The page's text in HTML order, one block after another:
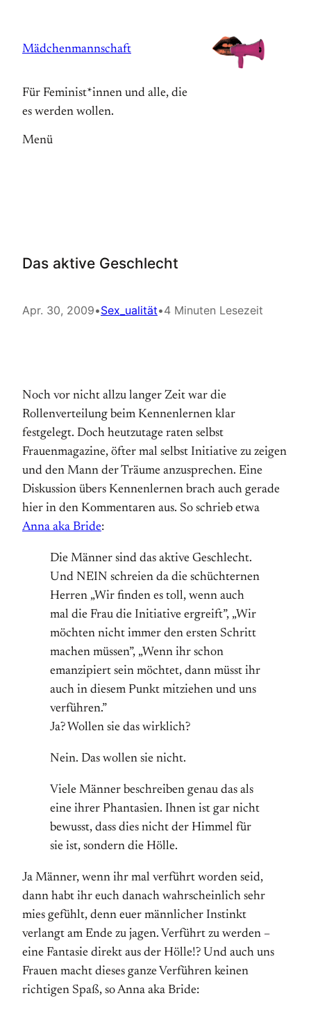
springen
Mädchenmannschaft
Für Feminist*innen und alle, die
es werden wollen.
Menü
Das aktive Geschlecht
Apr. 30, 2009•Sex_ualität•4 Minuten Lesezeit
Noch vor nicht allzu langer Zeit war die
Rollenverteilung beim Kennenlernen klar
festgelegt. Doch heutzutage raten selbst
Frauenmagazine, öfter mal selbst Initiative zu zeigen
und den Mann der Träume anzusprechen. Eine
Diskussion übers Kennenlernen brach auch gerade
hier in den Kommentaren aus. So schrieb etwa
Anna aka Bride:
Die Männer sind das aktive Geschlecht.
Und NEIN schreien da die schüchternen
Herren „Wir finden es toll, wenn auch
mal die Frau die Initiative ergreift”, „Wir
möchten nicht immer den ersten Schritt
machen müssen”, „Wenn ihr schon
emanzipiert sein möchtet, dann müsst ihr
auch in diesem Punkt mitziehen und uns
verführen.”
Ja? Wollen sie das wirklich?
Nein. Das wollen sie nicht.
Viele Männer beschreiben genau das als
eine ihrer Phantasien. Ihnen ist gar nicht
bewusst, dass dies nicht der Himmel für
sie ist, sondern die Hölle.
Ja Männer, wenn ihr mal verführt worden seid,
dann habt ihr euch danach wahrscheinlich sehr
mies gefühlt, denn euer männlicher Instinkt
verlangt am Ende zu jagen. Verführt zu werden –
eine Fantasie direkt aus der Hölle!? Und auch uns
Frauen macht dieses ganze Verführen keinen
richtigen Spaß, so Anna aka Bride: